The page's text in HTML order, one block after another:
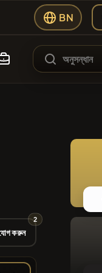
BN
করুন
2